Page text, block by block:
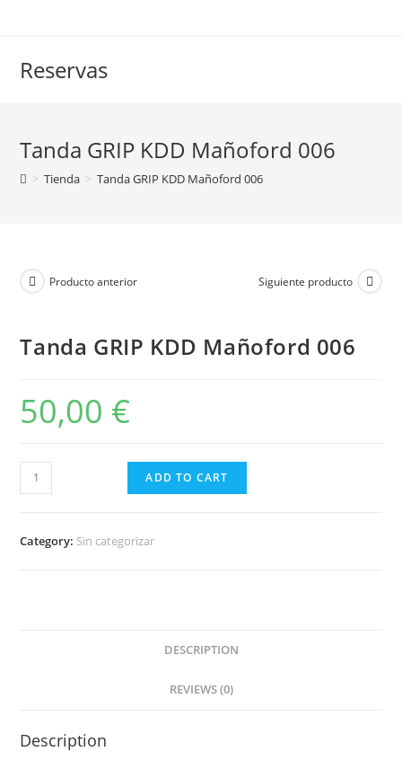
Reservas
Tanda GRIP KDD Mañoford 006
> Tienda > Tanda GRIP KDD Mañoford 006
Producto anterior Siguiente producto
Tanda GRIP KDD Mañoford 006
50,00 €
Tanda
GRIP
Mañoford
ADD TO CART
Category: Sin categorizar
DESCRIPTION
REVIEWS (0)
Description